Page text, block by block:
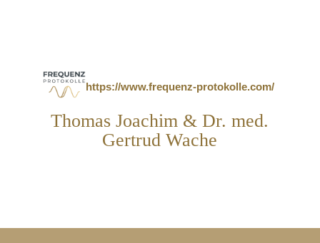
https://www.frequenz-protokolle.com/
Thomas Joachim & Dr. med.
Gertrud Wache